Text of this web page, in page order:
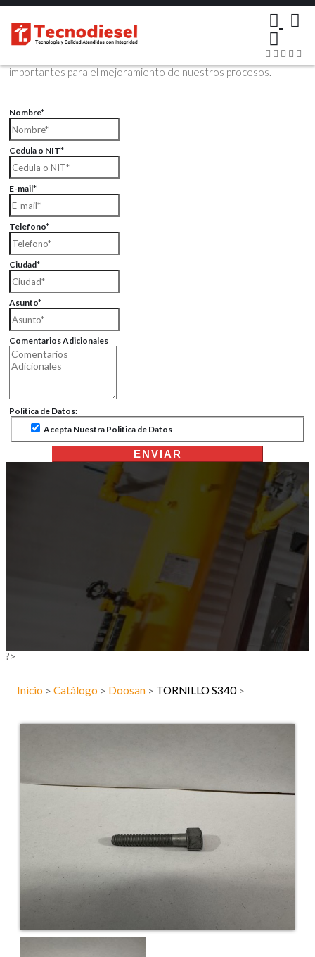
Contáctenos Vía Email
Envíenos sus datos con sus comentarios, sus opiniones son muy
importantes para el mejoramiento de nuestros procesos.
Nombre*
Cedula o NIT*
E-mail*
Telefono*
Ciudad*
Asunto*
Comentarios Adicionales
Politica de Datos:
Acepta Nuestra Politica de Datos
ENVIAR
?>
Inicio > Catálogo > Doosan > TORNILLO S340 >